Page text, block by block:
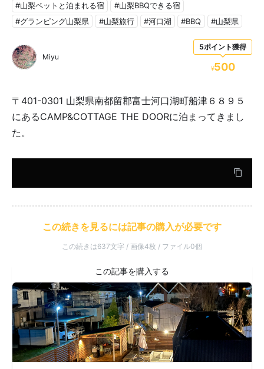
#山梨ペットと泊まれる宿
#山梨BBQできる宿
#グランピング山梨県
#山梨旅行 #河口湖 #BBQ #山梨県
5ポイント獲得
¥500
Miyu
〒401-0301 山梨県南都留郡富士河口湖町船津６８９５
にあるCAMP&COTTAGE THE DOORに泊まってきまし
た。
この続きを見るには記事の購入が必要です
この続きは637文字 / 画像4枚 / ファイル0個